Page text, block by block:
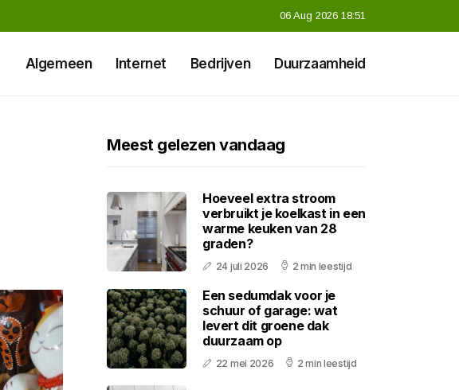
06 Aug 2026 18:51
Algemeen Internet Bedrijven Duurzaamheid
Meest gelezen vandaag
Hoeveel extra stroom
verbruikt je koelkast in een
warme keuken van 28
graden?
24 juli 2026 2 min leestijd
Een sedumdak voor je
schuur of garage: wat
levert dit groene dak
duurzaam op
22 mei 2026 2 min leestijd